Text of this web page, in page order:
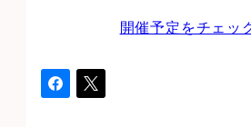
開催予定をチェッ